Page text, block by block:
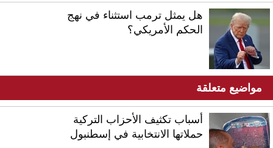
هل يمثل ترمب استثناء في نهج
الحكم الأمريكي؟
مواضيع متعلقة
أسباب تكثيف الأحزاب التركية
حملاتها الانتخابية في إسطنبول